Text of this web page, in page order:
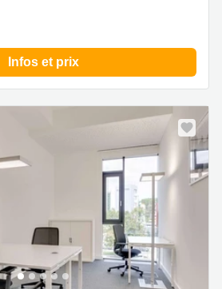
Infos et prix